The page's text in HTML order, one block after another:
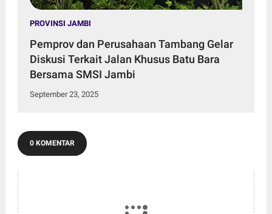
PROVINSI JAMBI
Pemprov dan Perusahaan Tambang Gelar
Diskusi Terkait Jalan Khusus Batu Bara
Bersama SMSI Jambi
September 23, 2025
0 KOMENTAR